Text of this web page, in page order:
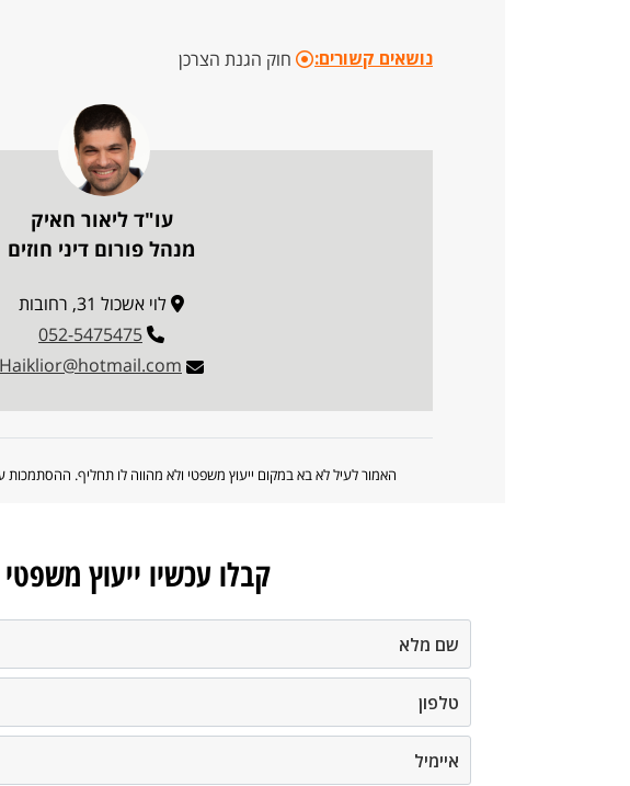
נושאים קשורים: חוק הגנת הצרכן
עו"ד ליאור חאיק
מנהל פורום דיני חוזים
לוי אשכול 31, רחובות
052-5475475
Haiklior@hotmail.com
האמור לעיל לא בא במקום ייעוץ משפטי ולא מהווה לו תחליף.
קבלו עכשיו ייעוץ